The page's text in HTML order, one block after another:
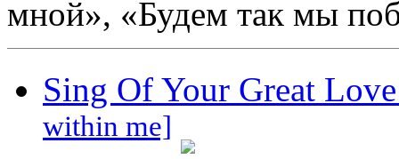
мной», «Будем так мы
Sing Of Your Great
within me]